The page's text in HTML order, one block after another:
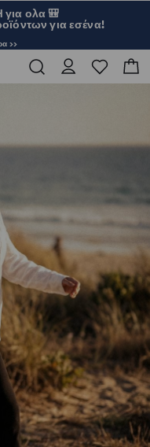
ολα 🎒
για εσένα!
>>